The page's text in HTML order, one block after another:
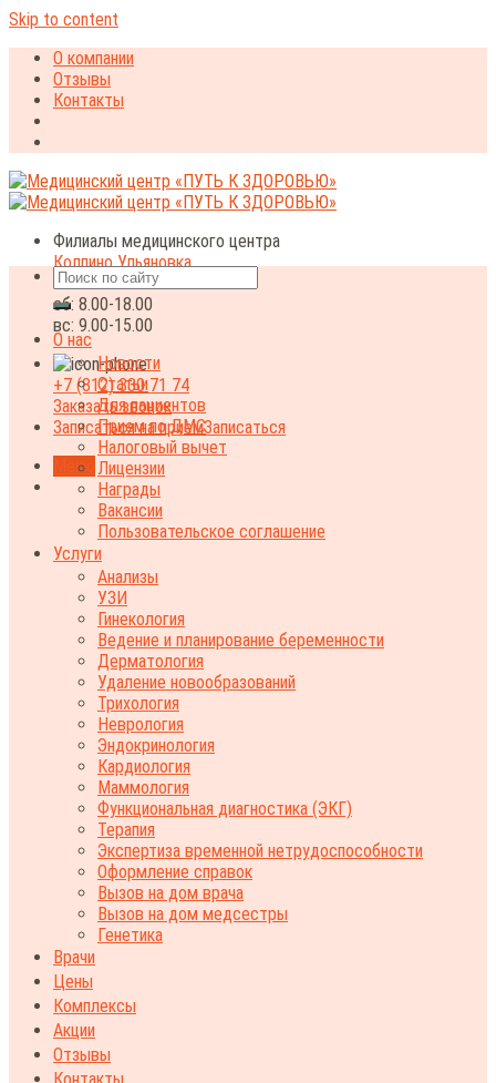
Skip to content
О компании
Отзывы
Контакты
Филиалы медицинского центра
Колпино Ульяновка
пн-пт: 8.00-20.00
сб: 8.00-18.00
вс: 9.00-15.00
+7 (812) 330 71 74
Заказать звонок
Записаться на приемЗаписаться
Меню
О нас
Новости
Статьи
Для пациентов
Прием по ДМС
Налоговый вычет
Лицензии
Награды
Вакансии
Пользовательское соглашение
Услуги
Анализы
УЗИ
Гинекология
Ведение и планирование беременности
Дерматология
Удаление новообразований
Трихология
Неврология
Эндокринология
Кардиология
Маммология
Функциональная диагностика (ЭКГ)
Терапия
Экспертиза временной нетрудоспособности
Оформление справок
Вызов на дом врача
Вызов на дом медсестры
Генетика
Врачи
Цены
Комплексы
Акции
Отзывы